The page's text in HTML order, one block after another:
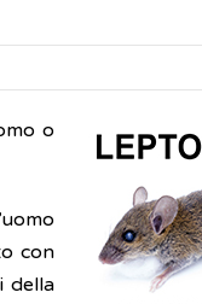
o
con
della